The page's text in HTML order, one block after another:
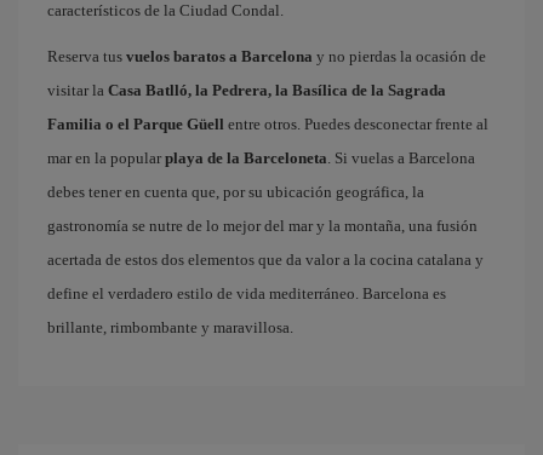
característicos de la Ciudad Condal.
Reserva tus vuelos baratos a Barcelona y no pierdas la ocasión de
visitar la Casa Batlló, la Pedrera, la Basílica de la Sagrada
Familia o el Parque Güell entre otros. Puedes desconectar frente al
mar en la popular playa de la Barceloneta. Si vuelas a Barcelona
debes tener en cuenta que, por su ubicación geográfica, la
gastronomía se nutre de lo mejor del mar y la montaña, una fusión
acertada de estos dos elementos que da valor a la cocina catalana y
define el verdadero estilo de vida mediterráneo. Barcelona es
brillante, rimbombante y maravillosa.